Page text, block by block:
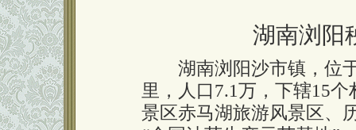
湖南浏阳
湖南浏阳沙市镇，位于
里，人口7.1万，下辖15
景区赤马湖旅游风景区、